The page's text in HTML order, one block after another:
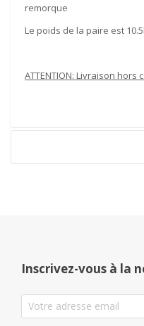
remorque
Le poids de la paire est
ATTENTION: Livraison
Inscrivez-vous à la